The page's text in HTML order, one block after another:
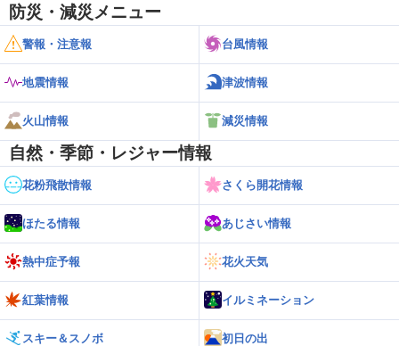
防災・減災メニュー
警報・注意報 台風情報
地震情報 津波情報
火山情報 減災情報
自然・季節・レジャー情報
花粉飛散情報 さくら開花情報
ほたる情報 あじさい情報
熱中症予報 花火天気
紅葉情報 イルミネーション
スキー＆スノボ 初日の出